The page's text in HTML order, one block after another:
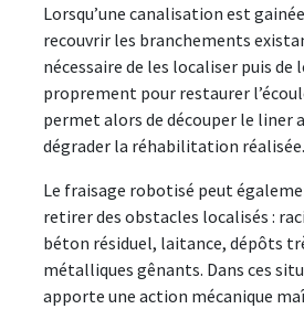
Lorsqu’une canalisation est
recouvrir les branchements
nécessaire de les localiser puis de
proprement pour restaurer
permet alors de découper le liner
dégrader la réhabilitation réalisée.
Le fraisage robotisé peut
retirer des obstacles localisés :
béton résiduel, laitance, dépôts
métalliques gênants. Dans ces
apporte une action mécanique